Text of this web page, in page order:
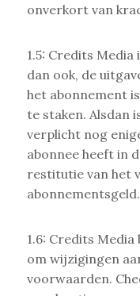
onverkort van
1.5: Credits
dan ook, de
het abonnement
te staken. Alsdan
verplicht nog
abonnee heeft in
restitutie van het
abonnementsgeld.
1.6: Credits
om wijzigingen
voorwaarden.